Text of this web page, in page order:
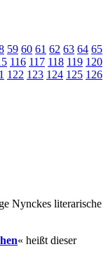
59 60 61 62 63 64 65
116 117 118 119 120
122 123 124 125 126
Nynckes literarische
« heißt dieser